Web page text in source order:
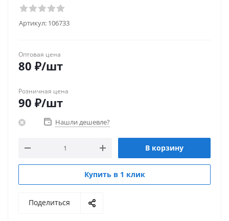
Артикул: 106733
Оптовая цена
80 ₽/шт
Розничная цена
90 ₽/шт
Нашли дешевле?
В корзину
Купить в 1 клик
Поделиться